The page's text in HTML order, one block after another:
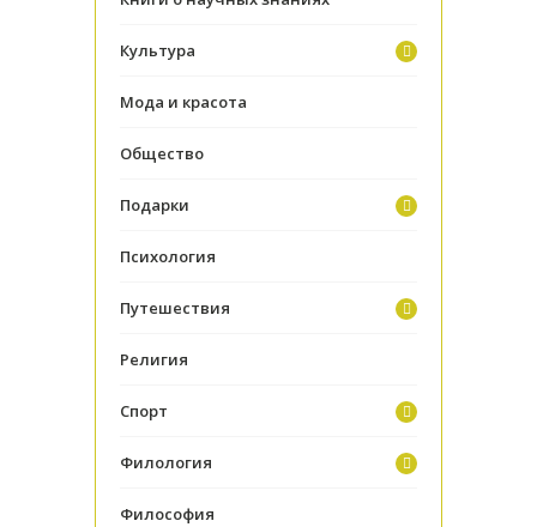
Культура
Мода и красота
Общество
Подарки
Психология
Путешествия
Религия
Спорт
Филология
Философия